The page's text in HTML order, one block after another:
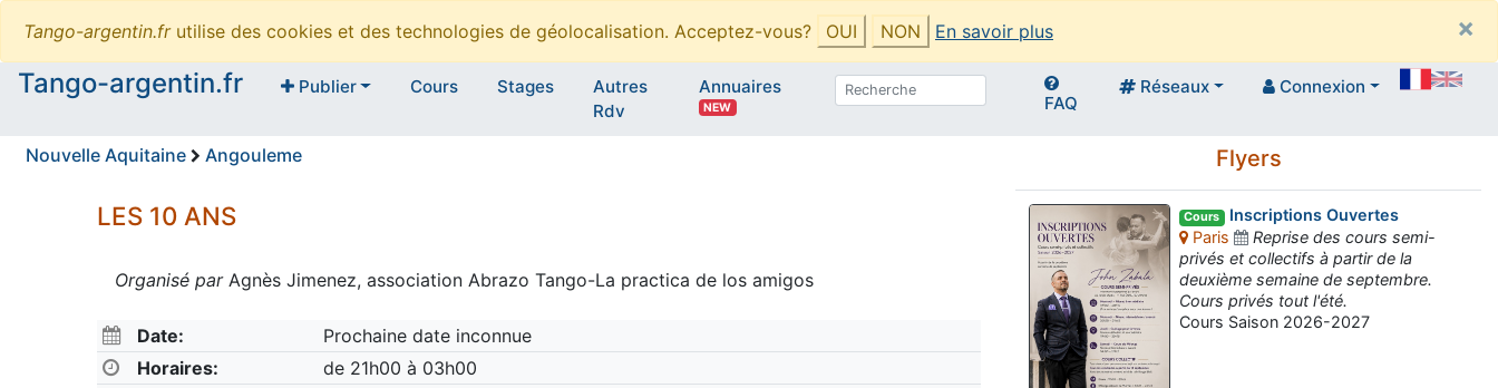
Tango-argentin.frutilise des cookies et des technologies de géolocalisation. Acceptez-vous? OUI NON En savoir plus
×
Tango-argentin.fr
Publier Cours Stages
Autres
Rdv
Annuaires
NEW FAQ
Réseaux Connexion
Nouvelle Aquitaine Angouleme
LES 10 ANS
Organisé parAgnès Jimenez, association Abrazo Tango-La practica de los amigos
Date:
Prochaine date inconnue
Horaires:
de 21h00 à 03h00
Flyers
Cours Inscriptions Ouvertes
Paris
Reprise des cours semi-
privés et collectifs à partir de la
deuxième semaine de septembre.
Cours privés tout l'été.
Cours Saison 2026-2027